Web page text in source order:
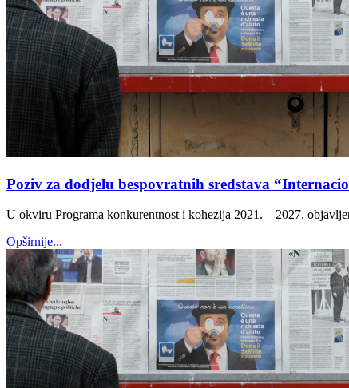
Poziv za dodjelu bespovratnih sredstava
U okviru Programa konkurentnost i kohezija 2021. – 2027.
Opširnije...